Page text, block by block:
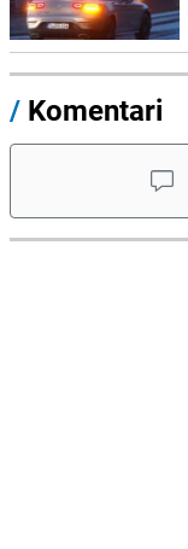
/ Komentari